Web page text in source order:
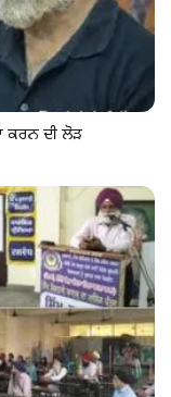
ਕਰਨ ਦੀ ਲੋੜ